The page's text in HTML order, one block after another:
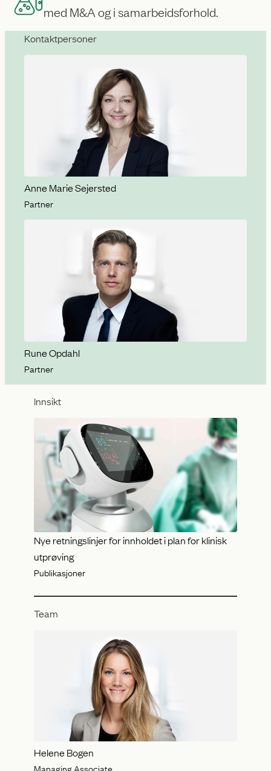
med M&A og i samarbeidsforhold.
Kontaktpersoner
Anne Marie Sejersted
Partner
Rune Opdahl
Partner
Innsikt
Nye retningslinjer for innholdet i plan for klinisk
utprøving
Publikasjoner
Team
Helene Bogen
Managing Associate